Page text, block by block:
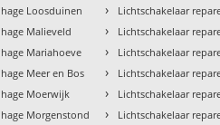
Loosduinen
Malieveld
Mariahoeve
Meer en Bos
Moerwijk
Morgenstond
› Lichtschakelaar
› Lichtschakelaar
› Lichtschakelaar
› Lichtschakelaar
› Lichtschakelaar
› Lichtschakelaar